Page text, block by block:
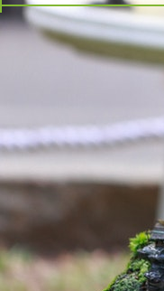
$280— $290
STOCK STATUS
En stock
TOP RATED PRODUCTS